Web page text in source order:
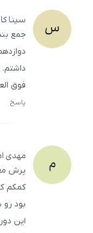
س سینا
جمع
داشتم.
فوق
پاسخ
م مهدی
پرش
کمکم
بود رو
این